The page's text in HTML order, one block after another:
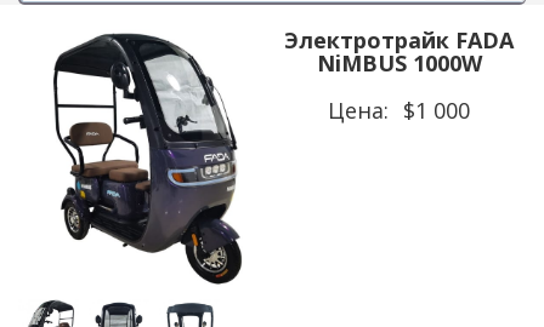
Электротрайк FADA
NiMBUS 1000W
Цена: $1 000